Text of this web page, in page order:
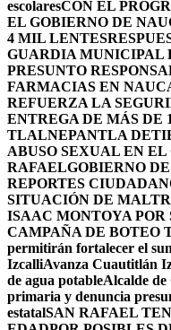
escolaresCON EL
EL GOBIERNO DE
4 MIL LENTES
GUARDIA MUNICIPAL
PRESUNTO
FARMACIAS EN
REFUERZA LA
ENTREGA DE MÁS DE
TLALNEPANTLA
ABUSO SEXUAL EN
RAFAELGOBIERNO
REPORTES
SITUACIÓN DE
ISAAC MONTOYA POR
CAMPAÑA DE BOTEO
permitirán fortalecer el
IzcalliAvanza Cuautitlán
de agua potableAlcalde de
primaria y denuncia
estatalSAN RAFAEL